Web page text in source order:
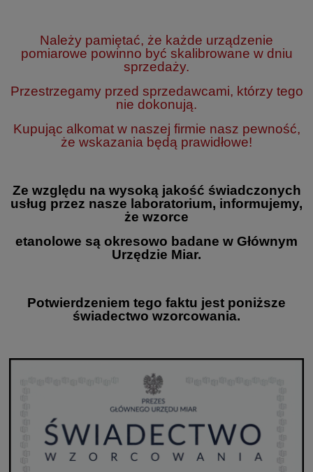
Należy pamiętać, że każde urządzenie
pomiarowe powinno być skalibrowane w dniu
sprzedaży.
Przestrzegamy przed sprzedawcami, którzy tego
nie dokonują.
Kupując alkomat w naszej firmie nasz pewność,
że wskazania będą prawidłowe!
Ze względu na wysoką jakość świadczonych
usług przez nasze laboratorium, informujemy,
że wzorce
etanolowe są okresowo badane w Głównym
Urzędzie Miar.
Potwierdzeniem tego faktu jest poniższe
świadectwo wzorcowania.